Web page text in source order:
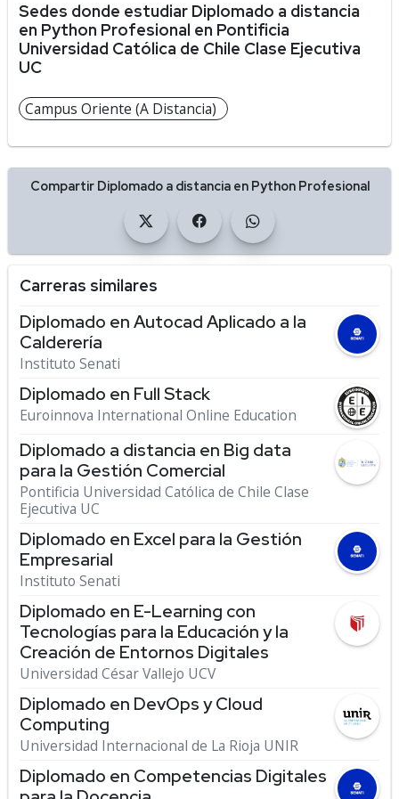
Sedes donde estudiar Diplomado a distancia
en Python Profesional en Pontificia
Universidad Católica de Chile Clase Ejecutiva
UC
Campus Oriente (A Distancia)
Compartir Diplomado a distancia en Python Profesional
Carreras similares
Diplomado en Autocad Aplicado a la
Calderería
Instituto Senati
Diplomado en Full Stack
Euroinnova International Online Education
Diplomado a distancia en Big data
para la Gestión Comercial
Pontificia Universidad Católica de Chile Clase
Ejecutiva UC
Diplomado en Excel para la Gestión
Empresarial
Instituto Senati
Diplomado en E-Learning con
Tecnologías para la Educación y la
Creación de Entornos Digitales
Universidad César Vallejo UCV
Diplomado en DevOps y Cloud
Computing
Universidad Internacional de La Rioja UNIR
Diplomado en Competencias Digitales